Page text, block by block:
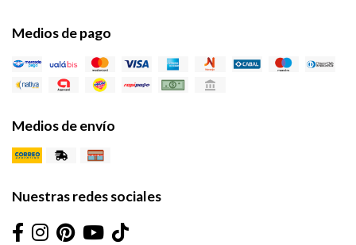
Medios de pago
Medios de envío
Nuestras redes sociales